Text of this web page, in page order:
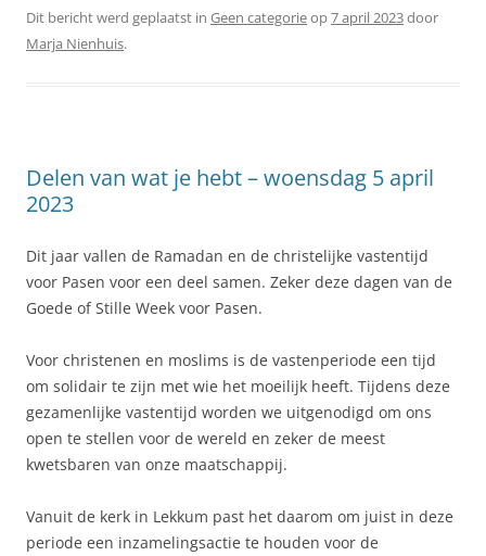
Dit bericht werd geplaatst in Geen categorieop7 april 2023door
Marja Nienhuis.
Delen van wat je hebt – woensdag 5 april
2023
Dit jaar vallen de Ramadan en de christelijke vastentijd
voor Pasen voor een deel samen. Zeker deze dagen van de
Goede of Stille Week voor Pasen.
Voor christenen en moslims is de vastenperiode een tijd
om solidair te zijn met wie het moeilijk heeft. Tijdens deze
gezamenlijke vastentijd worden we uitgenodigd om ons
open te stellen voor de wereld en zeker de meest
kwetsbaren van onze maatschappij.
Vanuit de kerk in Lekkum past het daarom om juist in deze
periode een inzamelingsactie te houden voor de